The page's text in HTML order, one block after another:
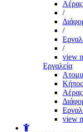
Αέρας
/
/
/
view
Εργαλεία
Kήπος
Αέρας
view